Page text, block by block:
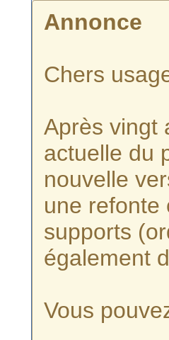
Annonce
Chers
Après vingt
actuelle du
nouvelle
une refonte
supports
également
Vous